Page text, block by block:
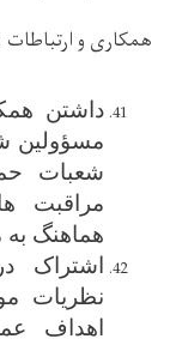
همکاری و ارتباطات
داشتن
مسؤولین
شعبات
مراقبت
هماهنگ
اشتراک
نظریات
اهداف